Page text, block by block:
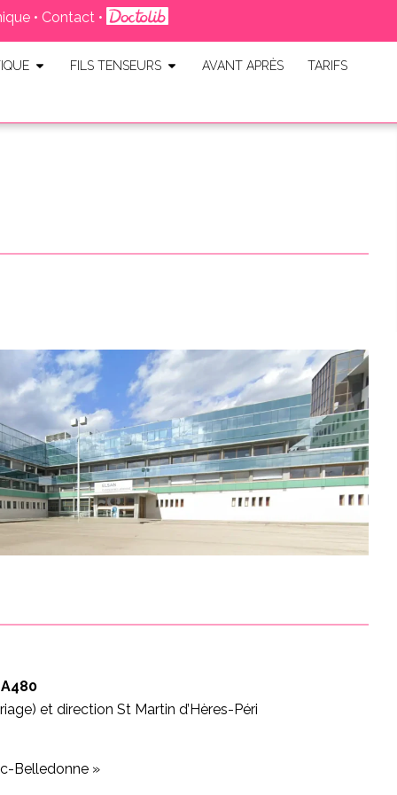
• Contact •
FILS TENSEURS AVANT APRÈS TARIFS
et direction St Martin d’Hères-Péri
Belledonne »